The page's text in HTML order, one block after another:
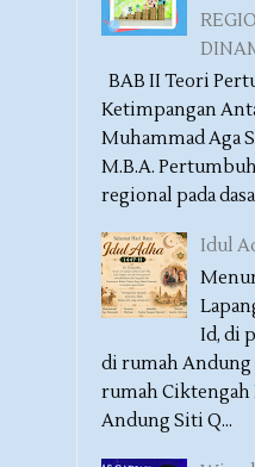
BAB II Teori
Ketimpangan
Muhammad Aga
M.B.A.
regional pada
Idul
Id, di
di rumah Andung
rumah
Andung Siti Q...